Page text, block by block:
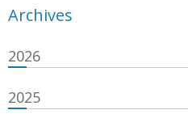
Archives
2026
2025